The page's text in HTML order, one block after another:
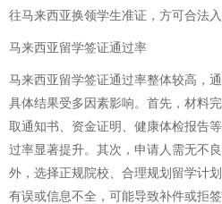
往马来西亚换领学生准证，方可合法入
马来西亚留学签证通过率
马来西亚留学签证通过率整体较高，
具体结果受多因素影响。首先，材料
取通知书、资金证明、健康体检报告
过率显著提升。其次，申请人需无不
外，选择正规院校、合理规划留学计
有误或信息不全，可能导致补件或拒